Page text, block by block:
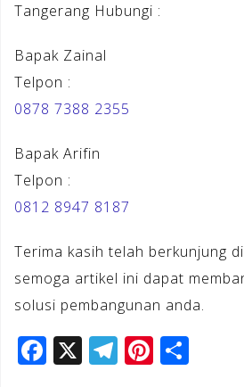
Tangerang Hubungi :
Bapak Zainal
Telpon :
0878 7388 2355
Bapak Arifin
Telpon :
0812 8947 8187
Terima kasih telah berkunjung
semoga artikel ini dapat
solusi pembangunan anda.
F X T Pi